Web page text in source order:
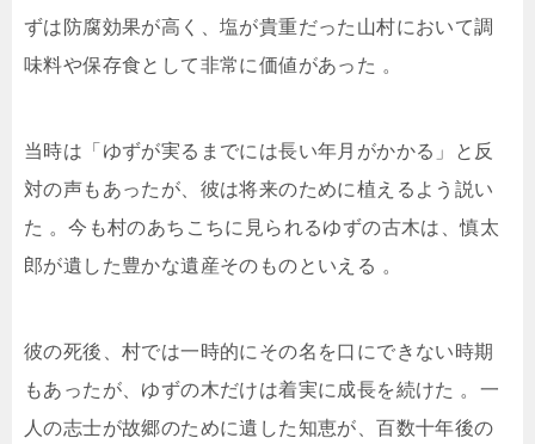
ずは防腐効果が高く、塩が貴重だった山村において調
味料や保存食として非常に価値があった 。
当時は「ゆずが実るまでには長い年月がかかる」と反
対の声もあったが、彼は将来のために植えるよう説い
た 。今も村のあちこちに見られるゆずの古木は、慎太
郎が遺した豊かな遺産そのものといえる 。
彼の死後、村では一時的にその名を口にできない時期
もあったが、ゆずの木だけは着実に成長を続けた 。一
人の志士が故郷のために遺した知恵が、百数十年後の